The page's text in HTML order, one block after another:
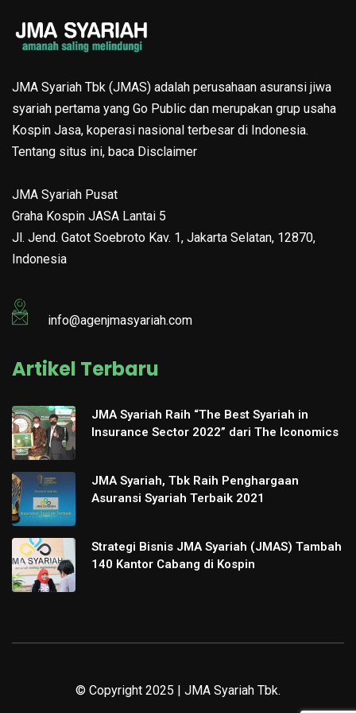
JMA Syariah Tbk (JMAS) adalah perusahaan asuransi jiwa
syariah pertama yang Go Public dan merupakan grup usaha
Kospin Jasa, koperasi nasional terbesar di Indonesia.
Tentang situs ini, baca Disclaimer
JMA Syariah Pusat
Graha Kospin JASA Lantai 5
Jl. Jend. Gatot Soebroto Kav. 1, Jakarta Selatan, 12870,
Indonesia
info@agenjmasyariah.com
Artikel Terbaru
JMA Syariah Raih “The Best Syariah in
Insurance Sector 2022” dari The Iconomics
JMA Syariah, Tbk Raih Penghargaan
Asuransi Syariah Terbaik 2021
Strategi Bisnis JMA Syariah (JMAS) Tambah
140 Kantor Cabang di Kospin
© Copyright 2025 | JMA Syariah Tbk.